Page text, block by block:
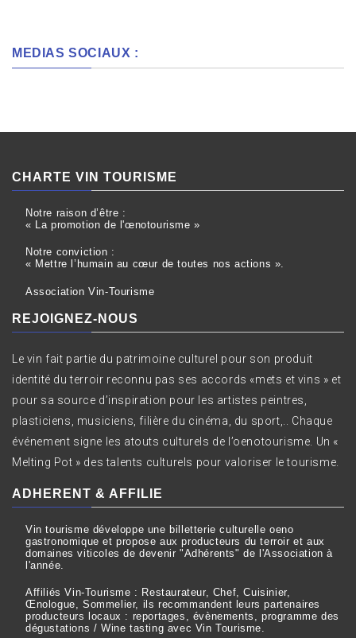
MEDIAS SOCIAUX :
CHARTE VIN TOURISME
Notre raison d’être :
« La promotion de l'œnotourisme »
Notre conviction :
« Mettre l’humain au cœur de toutes nos actions ».
Association Vin-Tourisme
REJOIGNEZ-NOUS
Le vin fait partie du patrimoine culturel pour son produit
identité du terroir reconnu pas ses accords «mets et vins » et
pour sa source d’inspiration pour les artistes peintres,
plasticiens, musiciens, filière du cinéma, du sport,.. Chaque
événement signe les atouts culturels de l’oenotourisme. Un «
Melting Pot » des talents culturels pour valoriser le tourisme.
ADHERENT & AFFILIE
Vin tourisme développe une billetterie culturelle oeno
gastronomique et propose aux producteurs du terroir et aux
domaines viticoles de devenir "Adhérents" de l'Association à
l'année.
Affiliés Vin-Tourisme : Restaurateur, Chef, Cuisinier,
Œnologue, Sommelier, ils recommandent leurs partenaires
producteurs locaux : reportages, évènements, programme des
dégustations / Wine tasting avec Vin Tourisme.